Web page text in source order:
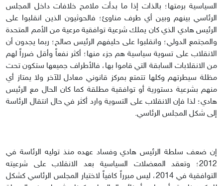
السياسية برمتها؛ بالذات إذا ما بدأت ملامح خلافات داخل المجلس
الرئاسي بينهم وبين أي طرف مناوئ؛ فالحوثيون الذين انقلبوا على
الرئيس هادي الذي كان يملك شرعية توافقية مرعية من الأمم المتحدة
والمجتمع الدولي؛ وانقلبوا على حليفهم الرئيس صالح؛ ربما يجدون أن
الانقلاب على تسوية سياسية هم جزء منها؛ أكثر نفعاً وأقل ضرراً لهم
من الانقلابات السابقة التي قاموا بها، فالأطراف جميعها ستكون تحت
مظلة سيطرتهم وكلها تتمتع بمركز قانوني معادل للآخر ولا يمتاز أي
منهم بشرعية دستورية أو توافقية مطلقة كما كان الحال مع الرئيس
هادي؛ لذا فإن الانقلاب على التسوية وارد أكثر في حال انتقال الرئاسة
إلى شكل المجلس الرئاسي.
إن ضعف سلطة الرئيس هادي وفساد عهده منذ توليه الرئاسة في
2012؛ وتعقد المعضلات السياسية بعد الانقلاب على شرعيته
التوافقية في 2014، ليس مبرراً كافياً لاختيار المجلس الرئاسي كشكل